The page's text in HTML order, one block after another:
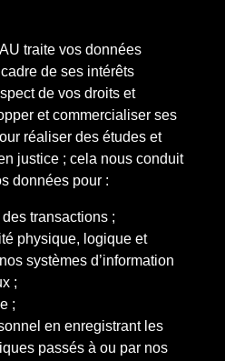
traite vos données
de ses intérêts
de vos droits et
et commercialiser ses
réaliser des études et
justice ; cela nous conduit
données pour :
transactions ;
physique, logique et
systèmes d’information
;
;
en enregistrant les
passés à ou par nos